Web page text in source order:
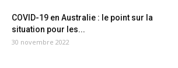
COVID-19 en Australie : le point sur la
situation pour les...
30 novembre 2022